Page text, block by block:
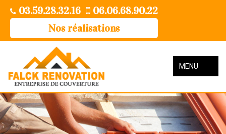
03.59.28.32.16
06.06.68.90.22
Nos réalisations
MENU